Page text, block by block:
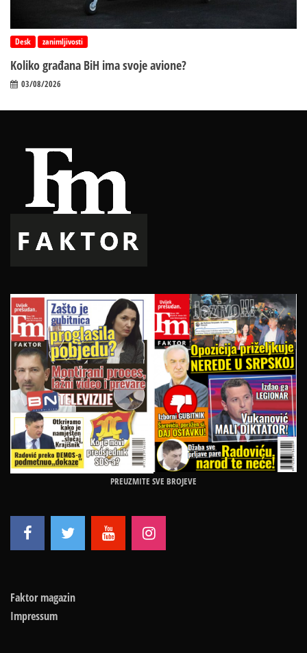
Desk zanimljivosti
Koliko građana BiH ima svoje avione?
03/08/2026
PREUZMITE SVE BROJEVE
Faktor magazin
Impressum